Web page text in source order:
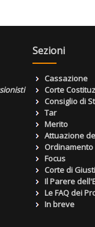
Sezioni
Cassazione
Corte
Consiglio di
Tar
Merito
Attuazione
Focus
Corte di
Il Parere
Le FAQ dei
In breve